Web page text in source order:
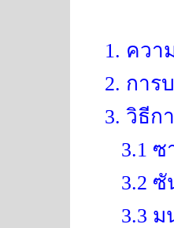
1. ควา
2. การ
3. วิธีก
3.1 ซ
3.2
3.3 ม